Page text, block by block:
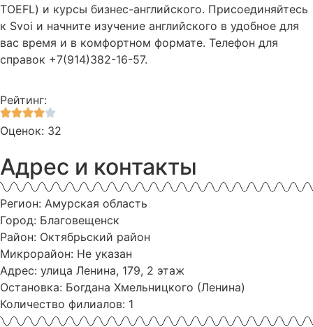
TOEFL) и курсы бизнес-английского. Присоединяйтесь
к Svoi и начните изучение английского в удобное для
вас время и в комфортном формате. Телефон для
справок +7(914)382-16-57.
Рейтинг:
Оценок: 32
Адрес и контакты
Регион: Амурская область
Город: Благовещенск
Район: Октябрьский район
Микрорайон: Не указан
Адрес: улица Ленина, 179, 2 этаж
Остановка: Богдана Хмельницкого (Ленина)
Количество филиалов: 1